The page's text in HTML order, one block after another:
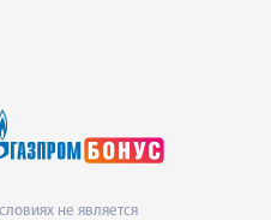
не является